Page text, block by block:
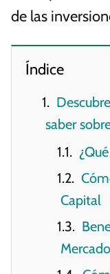
de las
Índice
saber
Capital